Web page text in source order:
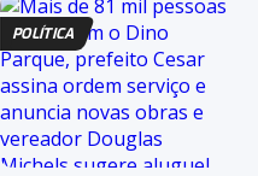
POLÍTICA